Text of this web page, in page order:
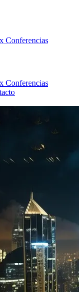
Conferencias
Conferencias